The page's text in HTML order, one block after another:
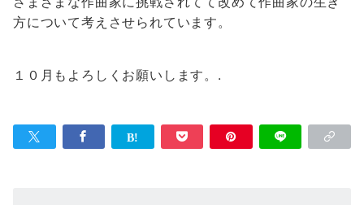
方について考えさせられています。
１０月もよろしくお願いします。.